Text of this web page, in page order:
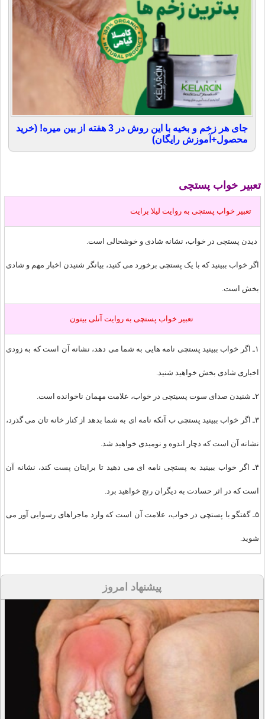
جای هر زخم و بخیه با این روش در 3 هفته از بین میره! (خرید
محصول+آموزش رایگان)
تعبیر خوابپستچی
تعبير خواب پستچی به روايت لیلا برایت
دیدن پستچی در خواب، نشانه شادی و خوشحالی است.
اگر خواب ببینید که با یک پستچی برخورد می کنید، بیانگر شنیدن اخبار مهم و شادی
بخش است.
تعبير خواب پستچی به روايت آنلی بیتون
۱ـ اگر خواب ببینید پستچی نامه هایی به شما می دهد، نشانه آن است که به زودی
اخباری شادی بخش خواهید شنید.
۲ـ شنیدن صدای سوت پسیتچی در خواب، علامت مهمان ناخوانده است.
۳ـ اگر خواب ببینید پستچی ب آنکه نامه ای به شما بدهد از کنار خانه تان می گذرد،
نشانه آن است که دچار اندوه و نومیدی خواهید شد.
۴ـ اگر خواب ببینید به پستچی نامه ای می دهید تا برایتان پست کند، نشانه آن
است که در اثر حسادت به دیگران رنج خواهید برد.
۵ـ گفتگو با پستچی در خواب، علامت آن است که وارد ماجراهای رسوایی آور می
شوید.
پیشنهاد امروز